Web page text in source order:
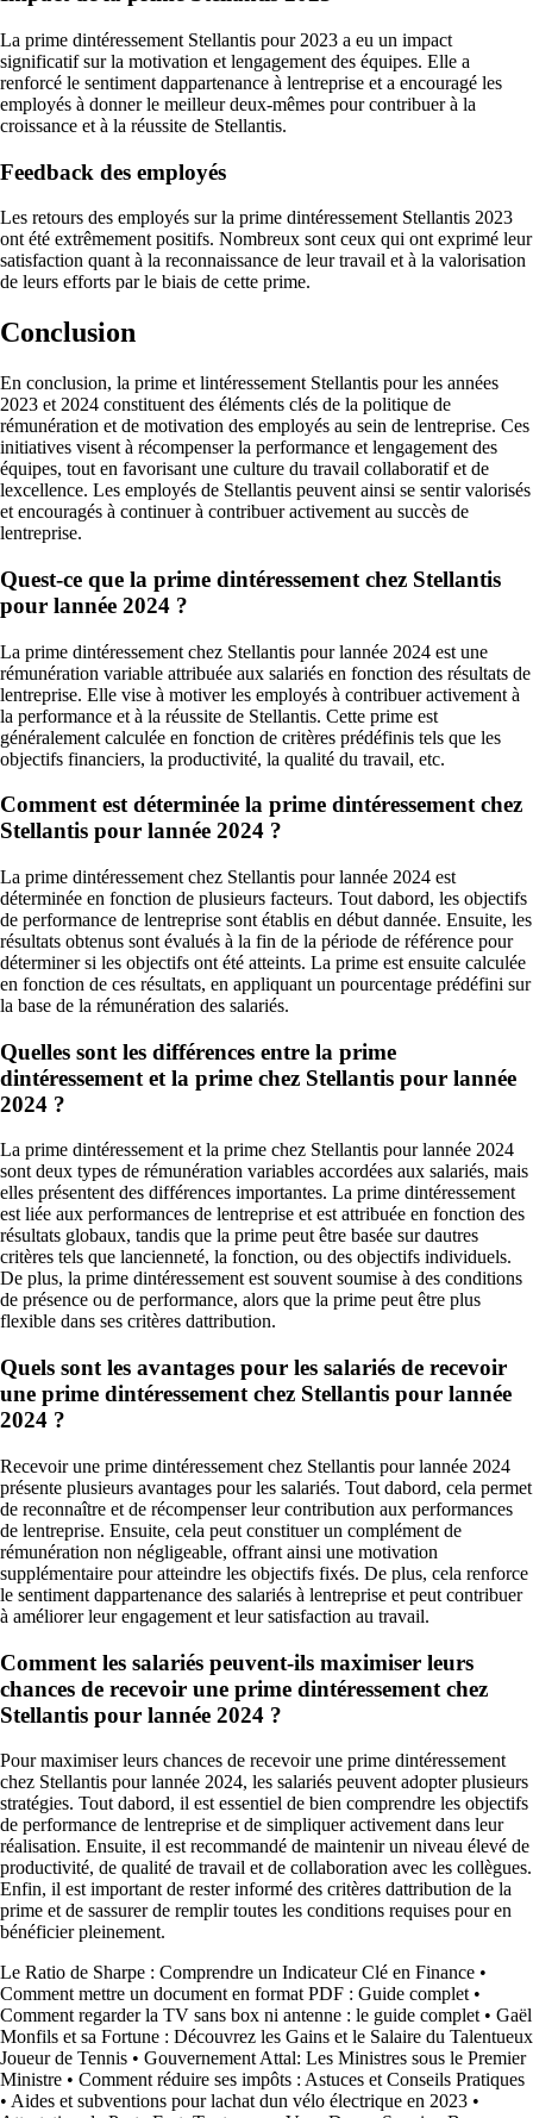
La prime dintéressement Stellantis pour 2023 a eu un impact
significatif sur la motivation et lengagement des équipes. Elle a
renforcé le sentiment dappartenance à lentreprise et a encouragé les
employés à donner le meilleur deux-mêmes pour contribuer à la
croissance et à la réussite de Stellantis.
Feedback des employés
Les retours des employés sur la prime dintéressement Stellantis 2023
ont été extrêmement positifs. Nombreux sont ceux qui ont exprimé leur
satisfaction quant à la reconnaissance de leur travail et à la valorisation
de leurs efforts par le biais de cette prime.
Conclusion
En conclusion, la prime et lintéressement Stellantis pour les années
2023 et 2024 constituent des éléments clés de la politique de
rémunération et de motivation des employés au sein de lentreprise. Ces
initiatives visent à récompenser la performance et lengagement des
équipes, tout en favorisant une culture du travail collaboratif et de
lexcellence. Les employés de Stellantis peuvent ainsi se sentir valorisés
et encouragés à continuer à contribuer activement au succès de
lentreprise.
Quest-ce que la prime dintéressement chez Stellantis
pour lannée 2024 ?
La prime dintéressement chez Stellantis pour lannée 2024 est une
rémunération variable attribuée aux salariés en fonction des résultats de
lentreprise. Elle vise à motiver les employés à contribuer activement à
la performance et à la réussite de Stellantis. Cette prime est
généralement calculée en fonction de critères prédéfinis tels que les
objectifs financiers, la productivité, la qualité du travail, etc.
Comment est déterminée la prime dintéressement chez
Stellantis pour lannée 2024 ?
La prime dintéressement chez Stellantis pour lannée 2024 est
déterminée en fonction de plusieurs facteurs. Tout dabord, les objectifs
de performance de lentreprise sont établis en début dannée. Ensuite, les
résultats obtenus sont évalués à la fin de la période de référence pour
déterminer si les objectifs ont été atteints. La prime est ensuite calculée
en fonction de ces résultats, en appliquant un pourcentage prédéfini sur
la base de la rémunération des salariés.
Quelles sont les différences entre la prime
dintéressement et la prime chez Stellantis pour lannée
2024 ?
La prime dintéressement et la prime chez Stellantis pour lannée 2024
sont deux types de rémunération variables accordées aux salariés, mais
elles présentent des différences importantes. La prime dintéressement
est liée aux performances de lentreprise et est attribuée en fonction des
résultats globaux, tandis que la prime peut être basée sur dautres
critères tels que lancienneté, la fonction, ou des objectifs individuels.
De plus, la prime dintéressement est souvent soumise à des conditions
de présence ou de performance, alors que la prime peut être plus
flexible dans ses critères dattribution.
Quels sont les avantages pour les salariés de recevoir
une prime dintéressement chez Stellantis pour lannée
2024 ?
Recevoir une prime dintéressement chez Stellantis pour lannée 2024
présente plusieurs avantages pour les salariés. Tout dabord, cela permet
de reconnaître et de récompenser leur contribution aux performances
de lentreprise. Ensuite, cela peut constituer un complément de
rémunération non négligeable, offrant ainsi une motivation
supplémentaire pour atteindre les objectifs fixés. De plus, cela renforce
le sentiment dappartenance des salariés à lentreprise et peut contribuer
à améliorer leur engagement et leur satisfaction au travail.
Comment les salariés peuvent-ils maximiser leurs
chances de recevoir une prime dintéressement chez
Stellantis pour lannée 2024 ?
Pour maximiser leurs chances de recevoir une prime dintéressement
chez Stellantis pour lannée 2024, les salariés peuvent adopter plusieurs
stratégies. Tout dabord, il est essentiel de bien comprendre les objectifs
de performance de lentreprise et de simpliquer activement dans leur
réalisation. Ensuite, il est recommandé de maintenir un niveau élevé de
productivité, de qualité de travail et de collaboration avec les collègues.
Enfin, il est important de rester informé des critères dattribution de la
prime et de sassurer de remplir toutes les conditions requises pour en
bénéficier pleinement.
Le Ratio de Sharpe : Comprendre un Indicateur Clé en Finance •
Comment mettre un document en format PDF : Guide complet •
Comment regarder la TV sans box ni antenne : le guide complet • Gaël
Monfils et sa Fortune : Découvrez les Gains et le Salaire du Talentueux
Joueur de Tennis • Gouvernement Attal: Les Ministres sous le Premier
Ministre • Comment réduire ses impôts : Astuces et Conseils Pratiques
• Aides et subventions pour lachat dun vélo électrique en 2023 •